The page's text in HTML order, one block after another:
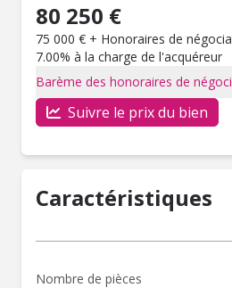
80 250 €
75 000 € + Honoraires de
7.00% à la charge de l'acquéreur
Barème des honoraires de
Suivre le prix du bien
Caractéristiques
Nombre de pièces